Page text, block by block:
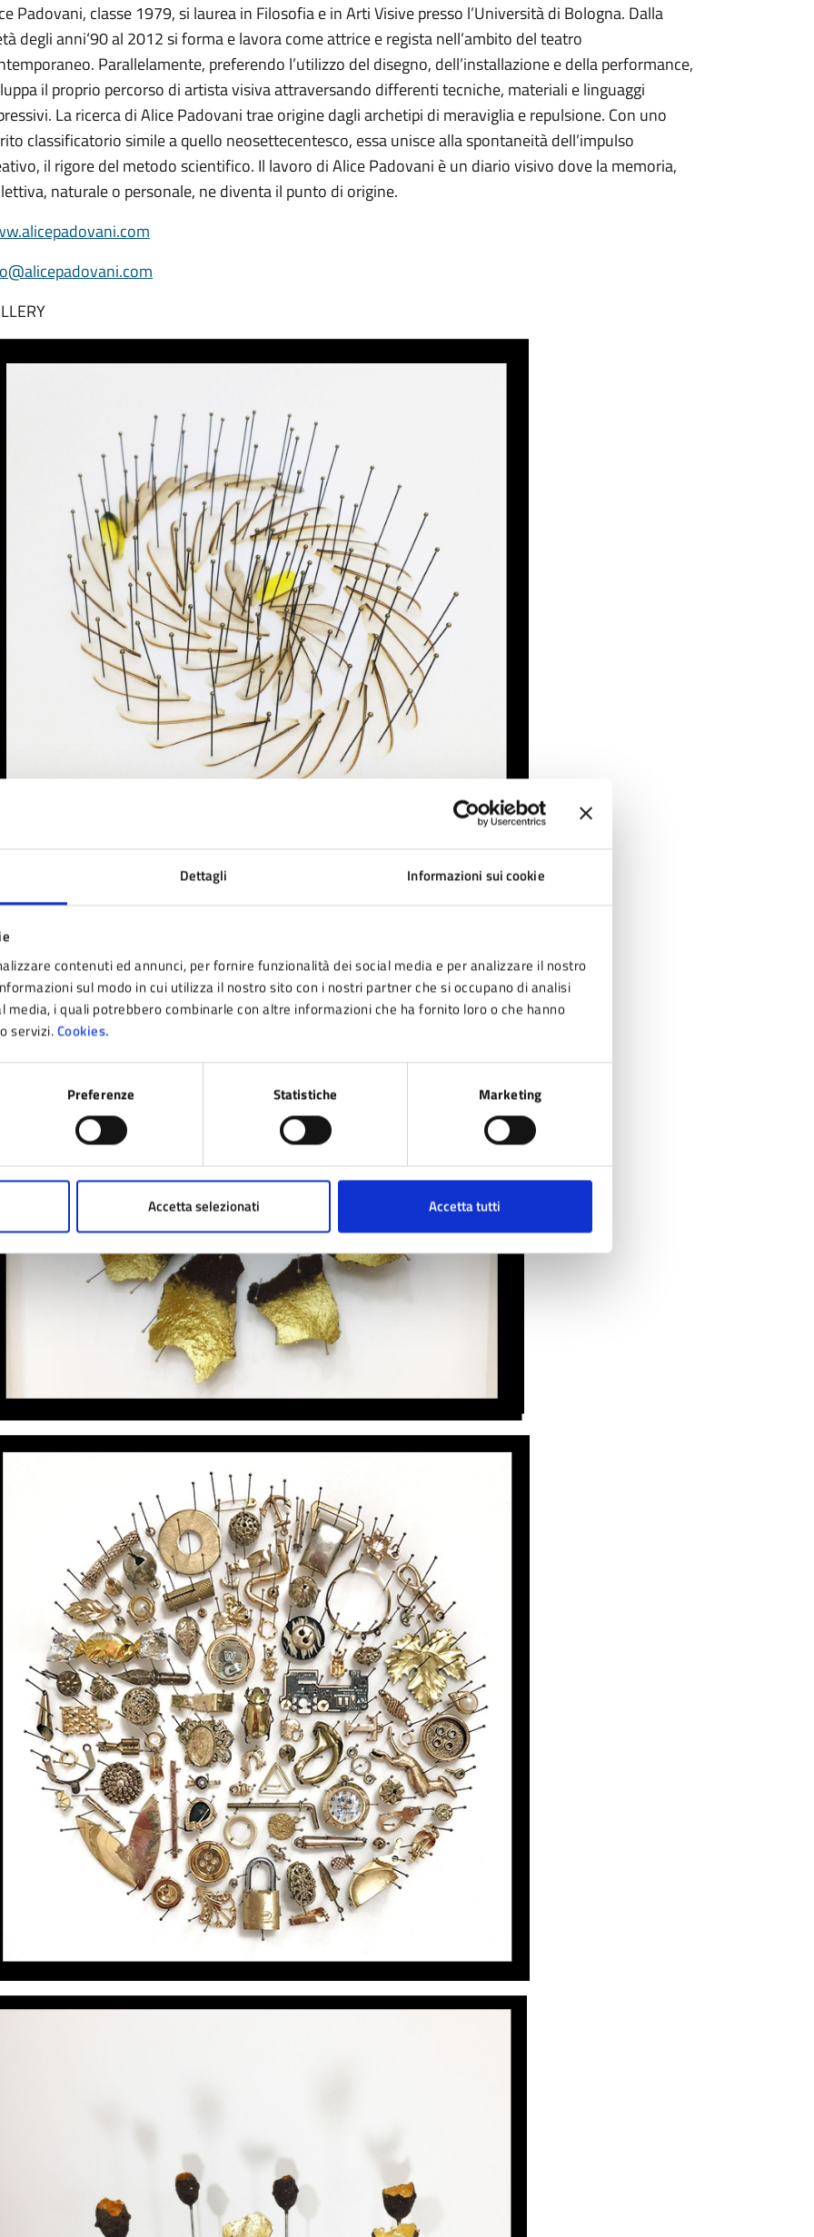
Dettagli Informazioni sui cookie
contenuti ed annunci, per fornire funzionalità dei social media e per analizzare il nostro
sul modo in cui utilizza il nostro sito con i nostri partner che si occupano di analisi
media, i quali potrebbero combinarle con altre informazioni che ha fornito loro o che hanno
servizi.Cookies.
Preferenze Statistiche Marketing
Accetta selezionati Accetta tutti
Padovani, classe 1979, si laurea in Filosofia e in Arti Visive presso l’Università di Bologna. Dalla
degli anni‘90 al 2012 si forma e lavora come attrice e regista nell’ambito del teatro
Parallelamente, preferendo l’utilizzo del disegno, dell’installazione e della performance,
il proprio percorso di artista visiva attraversando differenti tecniche, materiali e linguaggi
La ricerca di Alice Padovani trae origine dagli archetipi di meraviglia e repulsione. Con uno
classificatorio simile a quello neosettecentesco, essa unisce alla spontaneità dell’impulso
il rigore del metodo scientifico. Il lavoro di Alice Padovani è un diario visivo dove la memoria,
naturale o personale, ne diventa il punto di origine.